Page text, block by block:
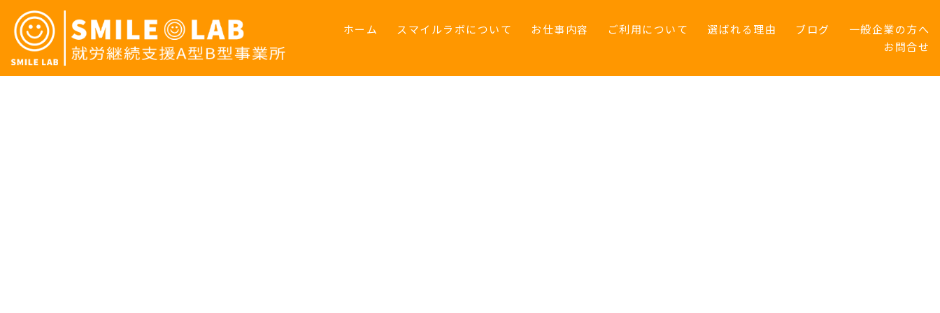
ホーム スマイルラボについて お仕事内容 ご利用について 選ばれる理由 ブログ
一般企業の方へ
お問合せ